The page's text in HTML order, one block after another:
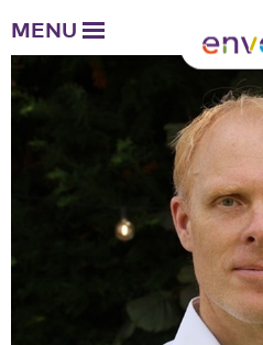
MENU
Waar we voor staan
Verantwoording
Bestuur en toezicht
Zakelijke gegevens
Werken bij Enver
Enver als werkgever